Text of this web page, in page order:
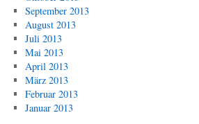
September 2013
August 2013
Juli 2013
Mai 2013
April 2013
März 2013
Februar 2013
Januar 2013